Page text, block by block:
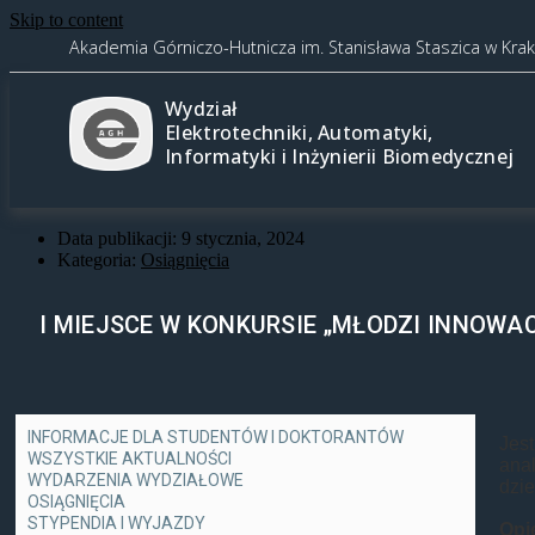
Skip to content
Akademia Górniczo-Hutnicza im. Stanisława Staszica w
Wydział
Elektrotechniki, Automatyki,
Informatyki i Inżynierii Biomedycznej
Data publikacji: 9 stycznia, 2024
Kategoria: Osiągnięcia
I MIEJSCE W KONKURSIE „MŁODZI
INFORMACJE DLA STUDENTÓW I DOKTORANTÓW
WSZYSTKIE AKTUALNOŚCI
WYDARZENIA WYDZIAŁOWE
OSIĄGNIĘCIA
STYPENDIA I WYJAZDY